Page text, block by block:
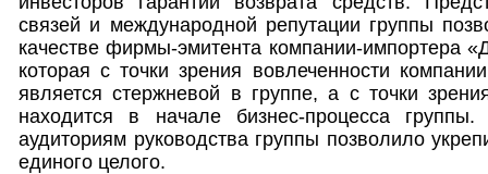
связей и международной репутации группы
качестве фирмы-эмитента компании-импортера
которая с точки зрения вовлеченности
является стержневой в группе, а с точки
находится в начале бизнес-процесса
аудиториям руководства группы позволило
единого целого.